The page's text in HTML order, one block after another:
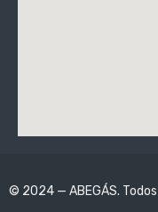
© 2024 — ABEGÁS.